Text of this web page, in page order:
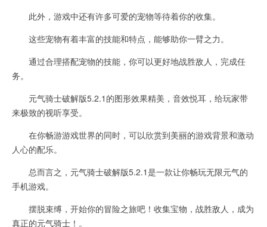
此外，游戏中还有许多可爱的宠物等待着你的收集。
这些宠物有着丰富的技能和特点，能够助你一臂之力。
通过合理搭配宠物的技能，你可以更好地战胜敌人，完成任
务。
元气骑士破解版5.2.1的图形效果精美，音效悦耳，给玩家带
来极致的视听享受。
在你畅游游戏世界的同时，可以欣赏到美丽的游戏背景和激动
人心的配乐。
总而言之，元气骑士破解版5.2.1是一款让你畅玩无限元气的
手机游戏。
摆脱束缚，开始你的冒险之旅吧！收集宝物，战胜敌人，成为
真正的元气骑士！。